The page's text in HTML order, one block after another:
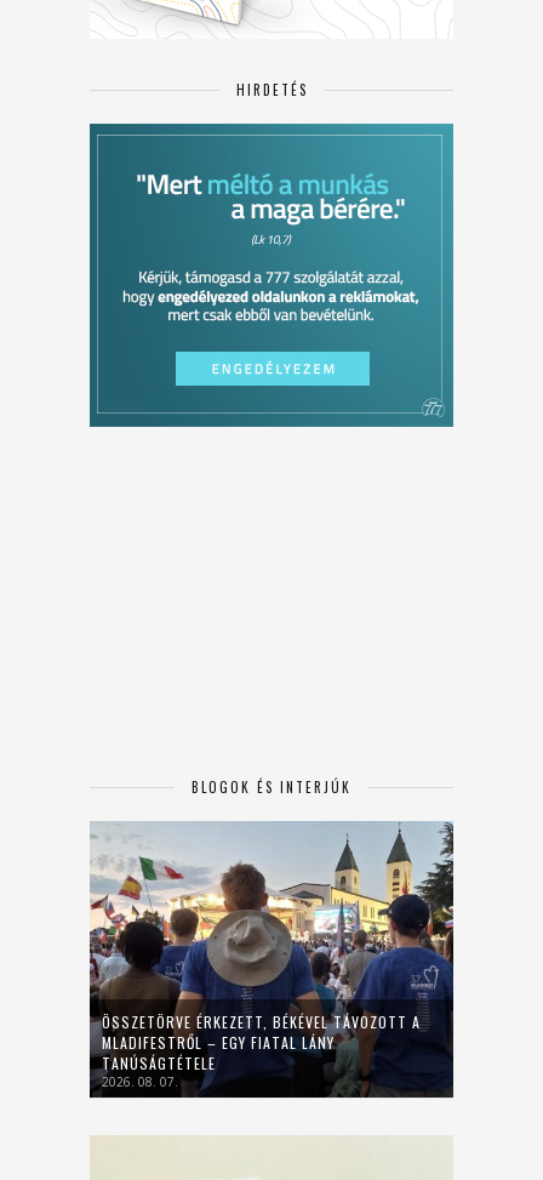
HIRDETÉS
BLOGOK ÉS INTERJÚK
ÖSSZETÖRVE ÉRKEZETT, BÉKÉVEL TÁVOZOTT A
MLADIFESTRŐL – EGY FIATAL LÁNY
TANÚSÁGTÉTELE
2026. 08. 07.